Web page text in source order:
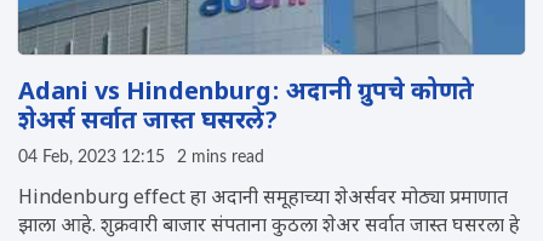
Adani vs Hindenburg: अदानी ग्रुपचे कोणते
शेअर्स सर्वात जास्त घसरले?
04 Feb, 2023 12:15 2 mins read
Hindenburg effect हा अदानी समूहाच्या शेअर्सवर मोठ्या प्रमाणात
झाला आहे. शुक्रवारी बाजार संपताना कुठला शेअर सर्वात जास्त घसरला हे